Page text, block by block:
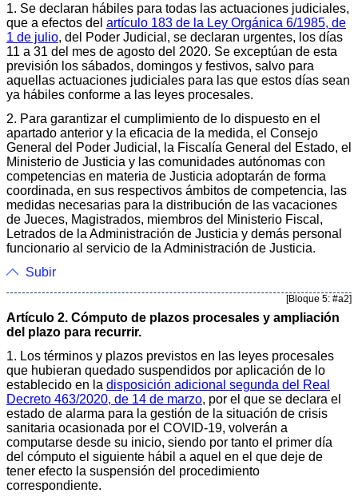
1. Se declaran hábiles para todas las actuaciones judiciales,
que a efectos del artículo 183 de la Ley Orgánica 6/1985, de
1 de julio, del Poder Judicial, se declaran urgentes, los días
11 a 31 del mes de agosto del 2020. Se exceptúan de esta
previsión los sábados, domingos y festivos, salvo para
aquellas actuaciones judiciales para las que estos días sean
ya hábiles conforme a las leyes procesales.
2. Para garantizar el cumplimiento de lo dispuesto en el
apartado anterior y la eficacia de la medida, el Consejo
General del Poder Judicial, la Fiscalía General del Estado, el
Ministerio de Justicia y las comunidades autónomas con
competencias en materia de Justicia adoptarán de forma
coordinada, en sus respectivos ámbitos de competencia, las
medidas necesarias para la distribución de las vacaciones
de Jueces, Magistrados, miembros del Ministerio Fiscal,
Letrados de la Administración de Justicia y demás personal
funcionario al servicio de la Administración de Justicia.
Subir
[Bloque 5: #a2]
Artículo 2. Cómputo de plazos procesales y ampliación
del plazo para recurrir.
1. Los términos y plazos previstos en las leyes procesales
que hubieran quedado suspendidos por aplicación de lo
establecido en la disposición adicional segunda del Real
Decreto 463/2020, de 14 de marzo, por el que se declara el
estado de alarma para la gestión de la situación de crisis
sanitaria ocasionada por el COVID-19, volverán a
computarse desde su inicio, siendo por tanto el primer día
del cómputo el siguiente hábil a aquel en el que deje de
tener efecto la suspensión del procedimiento
correspondiente.